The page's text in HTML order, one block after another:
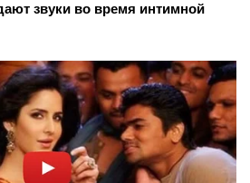
звуки во время интимной